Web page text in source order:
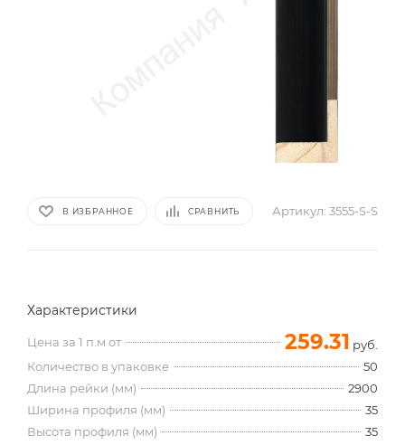
В ИЗБРАННОЕ СРАВНИТЬ Артикул: 3555-S-S
Характеристики
Цена за 1 п.м от 259.31 руб.
Количество в упаковке
50
Длина рейки (мм)
2900
Ширина профиля (мм)
35
Высота профиля (мм)
35